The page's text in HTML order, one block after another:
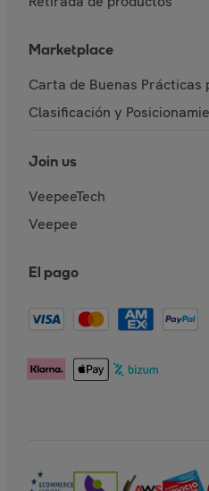
Marketplace
Carta de Buenas Prácticas
Clasificación y
Join us
VeepeeTech
Veepee
El pago